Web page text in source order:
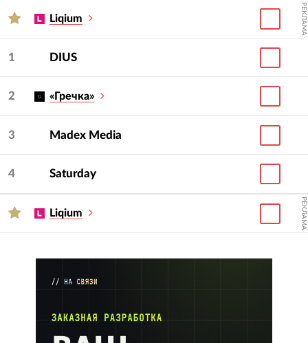
Liqium РЕКЛАМА
1 DIUS
2 «Гречка»
3 Madex Media
4 Saturday
Liqium РЕКЛАМА